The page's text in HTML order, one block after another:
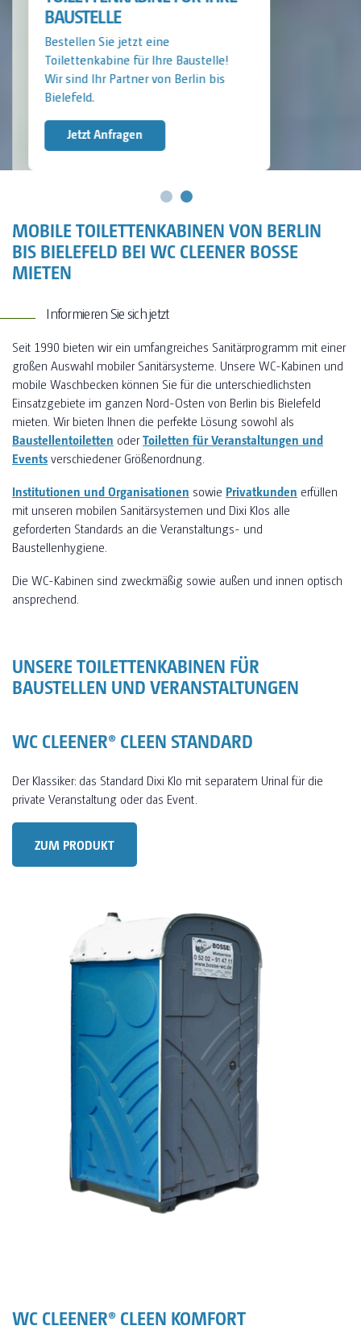
BAUSTELLE
Bestellen Sie jetzt eine
Toilettenkabine für Ihre Baustelle!
Wir sind Ihr Partner von Berlin bis
Bielefeld.
Jetzt Anfragen
MOBILE TOILETTENKABINEN VON BERLIN
BIS BIELEFELD BEI WC CLEENER BOSSE
MIETEN
Informieren Sie sich jetzt
Seit 1990 bieten wir ein umfangreiches Sanitärprogramm mit einer
großen Auswahl mobiler Sanitärsysteme. Unsere WC-Kabinen und
mobile Waschbecken können Sie für die unterschiedlichsten
Einsatzgebiete im ganzen Nord-Osten von Berlin bis Bielefeld
mieten. Wir bieten Ihnen die perfekte Lösung sowohl als
Baustellentoiletten oderToiletten für Veranstaltungen und
Eventsverschiedener Größenordnung.
Institutionen und Organisationen sowie Privatkunden erfüllen
mit unseren mobilen Sanitärsystemen und Dixi Klos alle
geforderten Standards an die Veranstaltungs- und
Baustellenhygiene.
Die WC-Kabinen sind zweckmäßig sowie außen und innen optisch
ansprechend.
UNSERE TOILETTENKABINEN FÜR
BAUSTELLEN UND VERANSTALTUNGEN
WC CLEENER® CLEEN STANDARD
Der Klassiker: das Standard Dixi Klo mit separatem Urinal für die
private Veranstaltung oder das Event.
ZUM PRODUKT
WC CLEENER® CLEEN KOMFORT